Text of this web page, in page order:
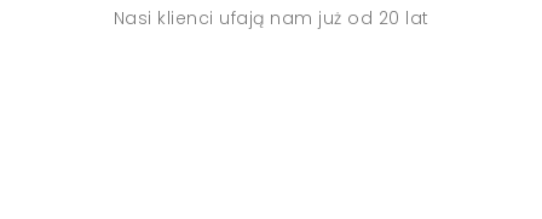
Nasi klienci ufają nam już od 20 lat